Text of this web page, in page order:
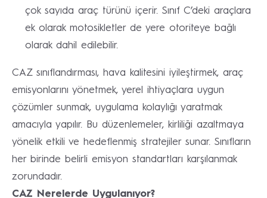
çok sayıda araç türünü içerir. Sınıf C’deki araçlara
ek olarak motosikletler de yere otoriteye bağlı
olarak dahil edilebilir.
CAZ sınıflandırması, hava kalitesini iyileştirmek, araç
emisyonlarını yönetmek, yerel ihtiyaçlara uygun
çözümler sunmak, uygulama kolaylığı yaratmak
amacıyla yapılır. Bu düzenlemeler, kirliliği azaltmaya
yönelik etkili ve hedeflenmiş stratejiler sunar. Sınıfların
her birinde belirli emisyon standartları karşılanmak
zorundadır.
CAZ Nerelerde Uygulanıyor?